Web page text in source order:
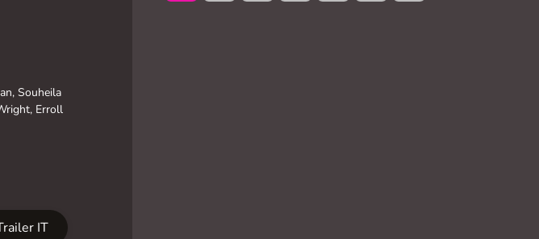
Souheila
Erroll
IT